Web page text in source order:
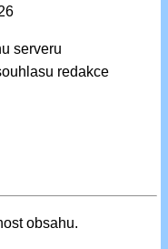
serveru
redakce
obsahu.